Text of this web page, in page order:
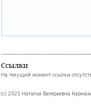
Ссылки
На текущий момент ссылки
(c) 2025 Наталья Валерьевна